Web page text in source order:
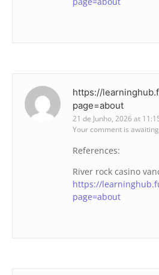
https://
page=about
21 de Junho, 2026 at
Your comment is
References:
River rock casino
https://
page=about